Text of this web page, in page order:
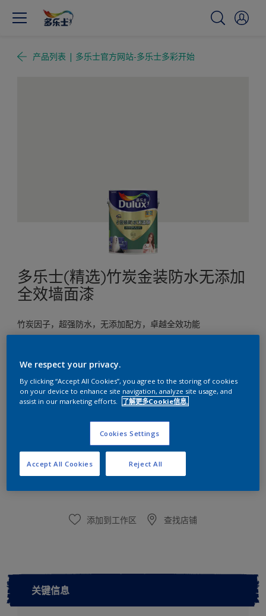
产品列表 | 多乐士官方网站-多乐士多彩开始
多乐士(精选)竹炭金装防水无添加
全效墙面漆
竹炭因子，超强防水，无添加配方，卓越全效功能
尺寸
5升
数量 涂刷计算
计算
添加到工作区 查找店铺
关键信息
We respect your privacy.
By clicking “Accept All Cookies”, you agree to the storing of cookies
on your device to enhance site navigation, analyze site usage, and
assist in our marketing efforts.
了解更多Cookie信息.
Cookies Settings
Reject All
Accept All Cookies